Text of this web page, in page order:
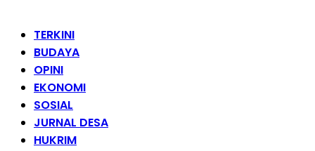
TERKINI
BUDAYA
OPINI
EKONOMI
SOSIAL
JURNAL DESA
HUKRIM